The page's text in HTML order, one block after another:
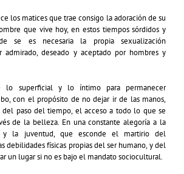
los matices que trae consigo la adoración de su
que vive hoy, en estos tiempos sórdidos y
se es necesaria la propia sexualización
admirado, deseado y aceptado por hombres y
lo superficial y lo íntimo para permanecer
con el propósito de no dejar ir de las manos,
paso del tiempo, el acceso a todo lo que se
de la belleza. En una constante alegoría a la
y la juventud, que esconde el martirio del
debilidades físicas propias del ser humano, y del
un lugar si no es bajo el mandato sociocultural.